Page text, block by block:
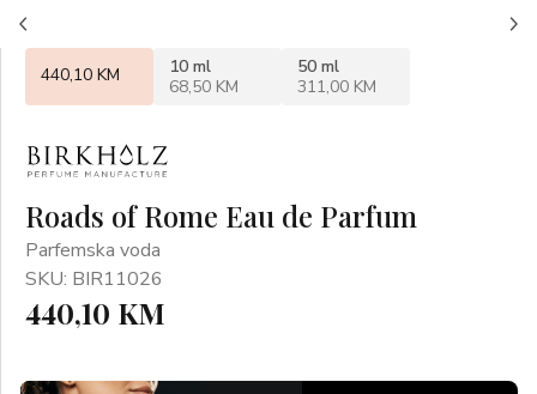
Roads of Rome Eau de Parfum
Parfemska voda
SKU: BIR11026
440,10 KM
440,10 KM
10 ml
68,50 KM
50 ml
311,00 KM